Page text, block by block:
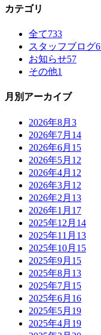
カテゴリ
全て733
スタッフブログ
お知らせ57
その他1
月別アーカイブ
2026年8月 3
2026年7月 14
2026年6月 15
2026年5月 12
2026年4月 12
2026年3月 12
2026年2月 13
2026年1月 17
2025年12月 14
2025年11月 13
2025年10月 15
2025年9月 15
2025年8月 13
2025年7月 15
2025年6月 16
2025年5月 19
2025年4月 19